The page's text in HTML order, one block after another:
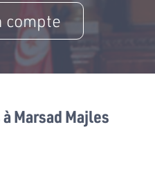
compte
Marsad Majles